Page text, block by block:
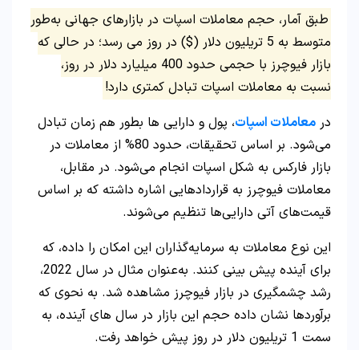
طبق آمار، حجم معاملات اسپات در بازارهای جهانی به‌طور
متوسط به 5 تریلیون دلار ($) در روز می‌ رسد؛ در حالی که
بازار فیوچرز با حجمی حدود 400 میلیارد دلار در روز،
نسبت به معاملات اسپات تبادل کمتری دارد!
در معاملات اسپات، پول و دارایی‌ ها بطور هم‌ زمان تبادل
می‌شود. بر اساس تحقیقات، حدود 80% از معاملات در
بازار فارکس به شکل اسپات انجام می‌شود. در مقابل،
معاملات فیوچرز به قراردادهایی اشاره داشته که بر اساس
قیمت‌های آتی دارایی‌ها تنظیم می‌شوند.
این نوع معاملات به سرمایه‌گذاران این امکان را داده، که
برای آینده پیش‌ بینی کنند. به‌عنوان مثال در سال 2022،
رشد چشمگیری در بازار فیوچرز مشاهده شد. به نحوی که
برآوردها نشان داده حجم این بازار در سال‌ های آینده، به
سمت 1 تریلیون دلار در روز پیش خواهد رفت.